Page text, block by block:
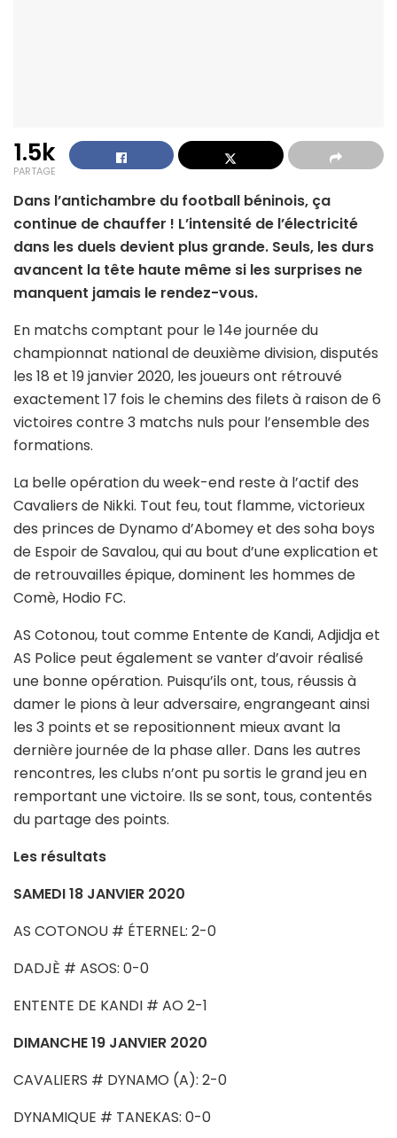
1.5k
PARTAGE
Dans l’antichambre du football béninois, ça
continue de chauffer ! L’intensité de l’électricité
dans les duels devient plus grande. Seuls, les durs
avancent la tête haute même si les surprises ne
manquent jamais le rendez-vous.
En matchs comptant pour le 14e journée du
championnat national de deuxième division, disputés
les 18 et 19 janvier 2020, les joueurs ont rétrouvé
exactement 17 fois le chemins des filets à raison de 6
victoires contre 3 matchs nuls pour l’ensemble des
formations.
La belle opération du week-end reste à l’actif des
Cavaliers de Nikki. Tout feu, tout flamme, victorieux
des princes de Dynamo d’Abomey et des soha boys
de Espoir de Savalou, qui au bout d’une explication et
de retrouvailles épique, dominent les hommes de
Comè, Hodio FC.
AS Cotonou, tout comme Entente de Kandi, Adjidja et
AS Police peut également se vanter d’avoir réalisé
une bonne opération. Puisqu’ils ont, tous, réussis à
damer le pions à leur adversaire, engrangeant ainsi
les 3 points et se repositionnent mieux avant la
dernière journée de la phase aller. Dans les autres
rencontres, les clubs n’ont pu sortis le grand jeu en
remportant une victoire. Ils se sont, tous, contentés
du partage des points.
Les résultats
SAMEDI 18 JANVIER 2020
AS COTONOU # ÉTERNEL: 2-0
DADJÈ # ASOS: 0-0
ENTENTE DE KANDI # AO 2-1
DIMANCHE 19 JANVIER 2020
CAVALIERS # DYNAMO (A): 2-0
DYNAMIQUE # TANEKAS: 0-0